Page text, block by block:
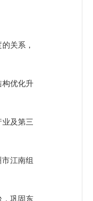
关系，
优化升
及第三
江南组
巩固东